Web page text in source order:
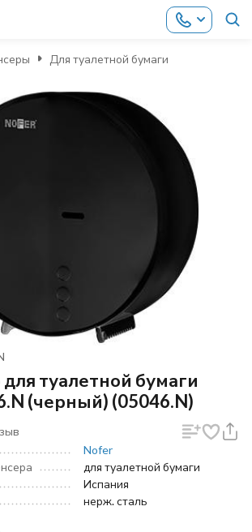
Для туалетной бумаги
туалетной бумаги
(черный) (05046.N)
Nofer
для туалетной бумаги
Испания
нерж. сталь